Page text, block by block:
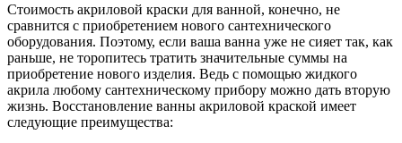
Стоимость акриловой краски для ванной, конечно, не
сравнится с приобретением нового сантехнического
оборудования. Поэтому, если ваша ванна уже не сияет так, как
раньше, не торопитесь тратить значительные суммы на
приобретение нового изделия. Ведь с помощью жидкого
акрила любому сантехническому прибору можно дать вторую
жизнь. Восстановление ванны акриловой краской имеет
следующие преимущества: